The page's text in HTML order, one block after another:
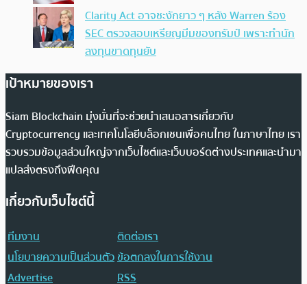
Clarity Act อาจชะงักยาว ๆ หลัง Warren ร้อง
SEC ตรวจสอบเหรียญมีมของทรัมป์ เพราะทำนัก
ลงทุนขาดทุนยับ
เป้าหมายของเรา
Siam Blockchain มุ่งมั่นที่จะช่วยนำเสนอสารเกี่ยวกับ
Cryptocurrency และเทคโนโลยีบล็อกเชนเพื่อคนไทย ในภาษาไทย เรา
รวบรวมข้อมูลส่วนใหญ่จากเว็บไซต์และเว็บบอร์ดต่างประเทศและนำมา
แปลส่งตรงถึงฟีดคุณ
เกี่ยวกับเว็บไซต์นี้
ทีมงาน
ติดต่อเรา
นโยบายความเป็นส่วนตัวข้อตกลงในการใช้งาน
Advertise
RSS